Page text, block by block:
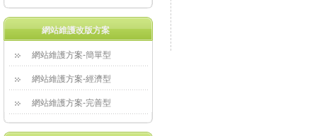
網站維護改版方案
網站維護方案-簡單型
網站維護方案-經濟型
網站維護方案-完善型